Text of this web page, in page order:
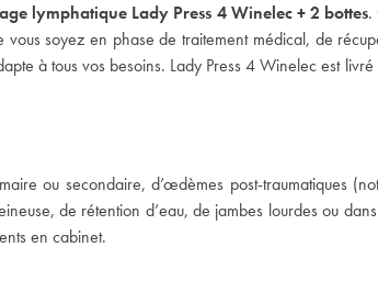
lymphatique Lady Press 4 Winelec + 2 bottes.
soyez en phase de traitement médical, de
à tous vos besoins. Lady Press 4 Winelec est
ou secondaire, d’œdèmes post-traumatiques
de rétention d’eau, de jambes lourdes ou
en cabinet.